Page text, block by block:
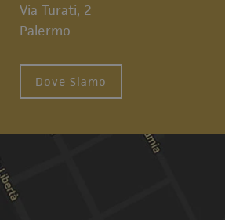
Via Turati, 2
Palermo
Dove Siamo